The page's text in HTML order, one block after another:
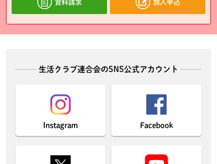
資料請求 加入申込
生活クラブ連合会のSNS公式アカウント
Instagram Facebook